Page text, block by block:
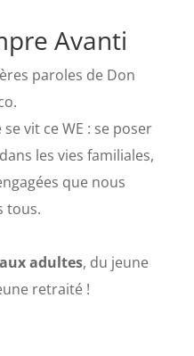
Avanti
paroles de Don
vit ce WE : se poser
les vies familiales,
que nous
tous.
aux adultes, du jeune
retraité !